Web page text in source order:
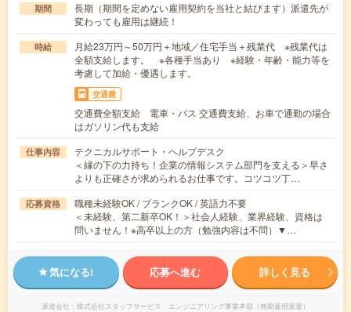
期間
長期（期間を定めない雇用契約を当社と結びます）派遣先が
変わっても雇用は継続！
時給
月給23万円～50万円＋地域／住宅手当＋残業代 ※残業代は
全額支給します。 ※各種手当あり ※経験・年齢・能力等を
考慮して加給・優遇します。
交通費
交通費全額支給 電車・バス 交通費支給、お車で通勤の場合
はガソリン代も支給
仕事内容
テクニカルサポート・ヘルプデスク
＜縁の下の力持ち！企業の情報システム部門を支える＞早さ
よりも正確さが求められるお仕事です。コツコツ丁…
応募資格
職種未経験OK / ブランクOK / 英語力不要
＜未経験、第二新卒OK！＞社会人経験、業界経験、資格は
問いません！※高卒以上の方（勉強内容は不問）▼…
気になる! 応募へ進む 詳しく見る
派遣会社 株式会社スタッフサービス エンジニアリング事業本部（無期雇用派遣）